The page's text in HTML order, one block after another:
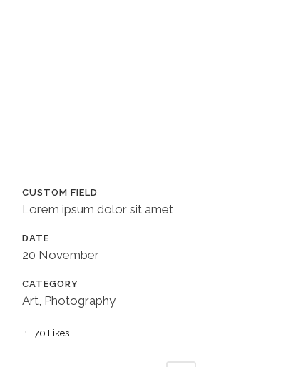
CUSTOM FIELD
Lorem ipsum dolor sit amet
DATE
20 November
CATEGORY
Art, Photography
70 Likes